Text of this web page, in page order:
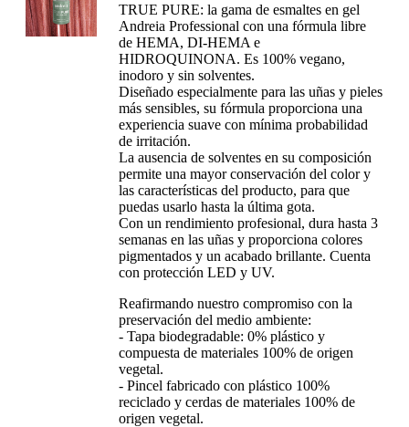
TRUE PURE: la gama de esmaltes en gel
Andreia Professional con una fórmula libre
de HEMA, DI-HEMA e
HIDROQUINONA. Es 100% vegano,
inodoro y sin solventes.
Diseñado especialmente para las uñas y pieles
más sensibles, su fórmula proporciona una
experiencia suave con mínima probabilidad
de irritación.
La ausencia de solventes en su composición
permite una mayor conservación del color y
las características del producto, para que
puedas usarlo hasta la última gota.
Con un rendimiento profesional, dura hasta 3
semanas en las uñas y proporciona colores
pigmentados y un acabado brillante. Cuenta
con protección LED y UV.
Reafirmando nuestro compromiso con la
preservación del medio ambiente:
- Tapa biodegradable: 0% plástico y
compuesta de materiales 100% de origen
vegetal.
- Pincel fabricado con plástico 100%
reciclado y cerdas de materiales 100% de
origen vegetal.